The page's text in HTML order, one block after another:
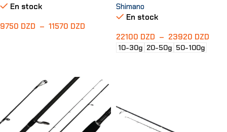
En stock
9750 DZD – 11570 DZD
Shimano
En stock
22100 DZD – 23920 DZD
10-30g 20-50g 50-100g